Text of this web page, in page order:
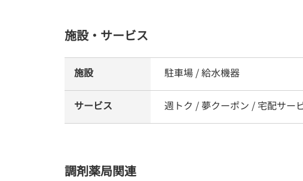
施設・サービス
施設 駐車場 / 給水機器
サービス 週トク / 夢クーポン / 宅配サー
調剤薬局関連